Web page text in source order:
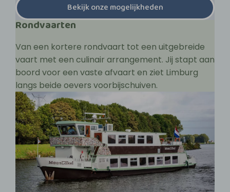
Bekijk onze mogelijkheden
Rondvaarten
Van een kortere rondvaart tot een uitgebreide
vaart met een culinair arrangement. Jij stapt aan
boord voor een vaste afvaart en ziet Limburg
langs beide oevers voorbijschuiven.